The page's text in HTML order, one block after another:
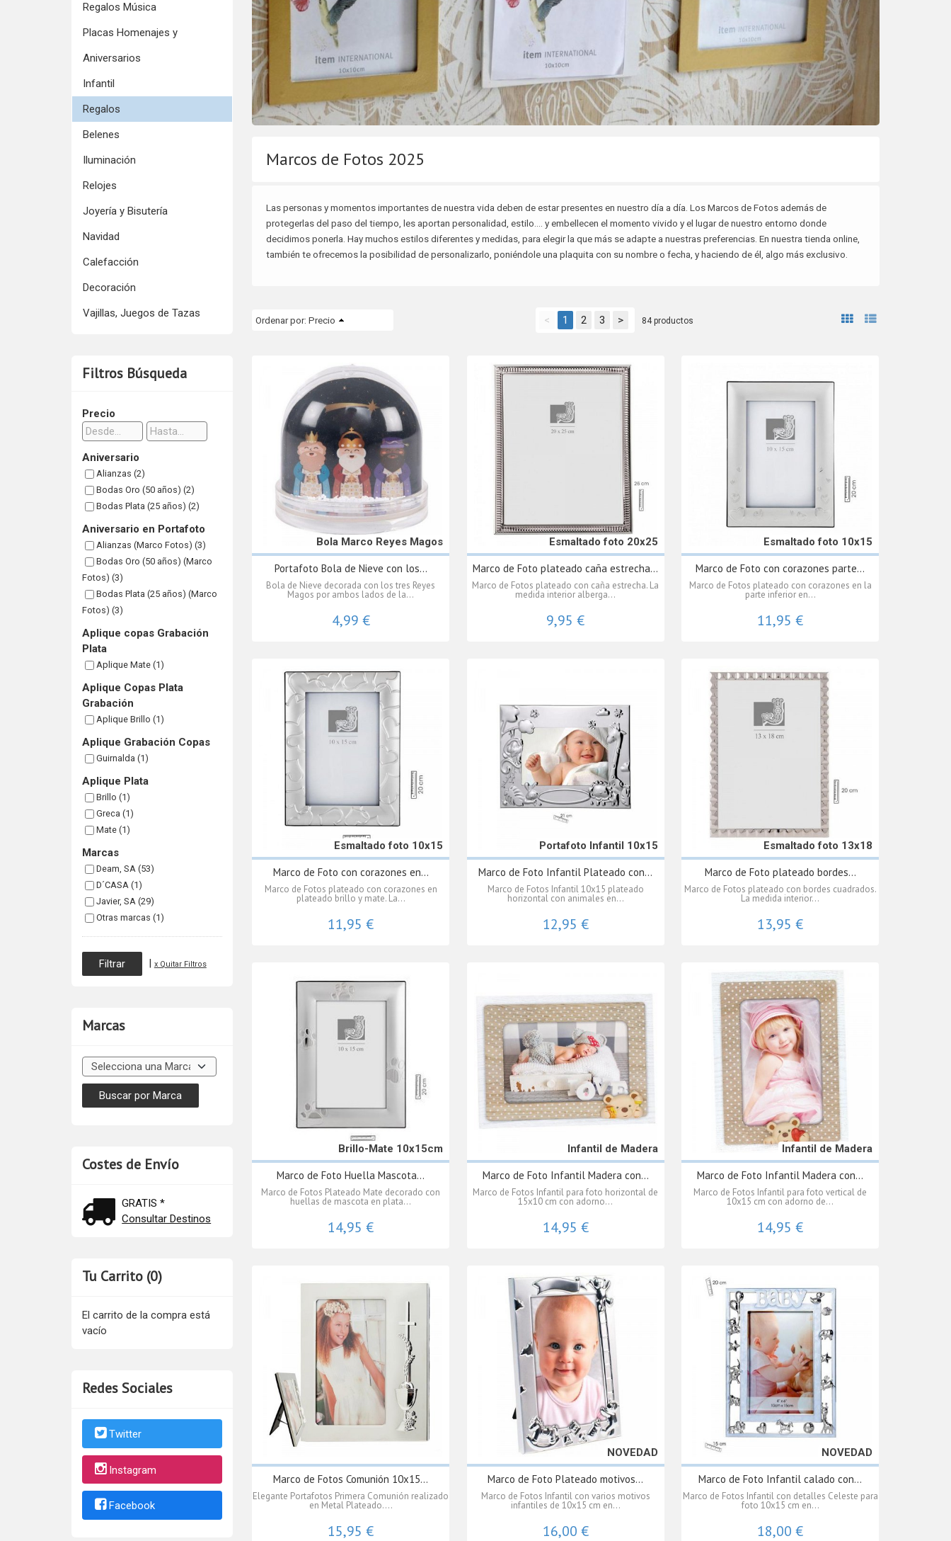
Regalos Música
Placas Homenajes y
Aniversarios
Infantil
Regalos
Belenes
Iluminación
Relojes
Joyería y Bisutería
Navidad
Calefacción
Decoración
Vajillas, Juegos de Tazas
Filtros Búsqueda
Precio
Aniversario
Alianzas (2)
Bodas Oro (50 años) (2)
Bodas Plata (25 años) (2)
Aniversario en Portafoto
Alianzas (Marco Fotos) (3)
Bodas Oro (50 años) (Marco
Fotos) (3)
Bodas Plata (25 años) (Marco
Fotos) (3)
Aplique copas Grabación
Plata
Aplique Mate (1)
Aplique Copas Plata
Grabación
Aplique Brillo (1)
Aplique Grabación Copas
Guirnalda (1)
Aplique Plata
Brillo (1)
Greca (1)
Mate (1)
Marcas
Deam, SA (53)
D´CASA (1)
Javier, SA (29)
Otras marcas (1)
| x Quitar Filtros
Marcas
Costes de Envío
GRATIS *
Consultar Destinos
Tu Carrito (0)
El carrito de la compra está
vacío
Redes Sociales
Twitter
Instagram
Facebook
Marcos de Fotos 2025
Las personas y momentos importantes de nuestra vida deben de estar presentes en nuestro día a día. Los Marcos de Fotos además de
protegerlas del paso del tiempo, les aportan personalidad, estilo.... y embellecen el momento vivido y el lugar de nuestro entorno donde
decidimos ponerla. Hay muchos estilos diferentes y medidas, para elegir la que más se adapte a nuestras preferencias. En nuestra tienda online,
también te ofrecemos la posibilidad de personalizarlo, poniéndole una plaquita con su nombre o fecha, y haciendo de él, algo más exclusivo.
Ordenar por: Precio < 1 2 3 > 84 productos
Bola Marco Reyes Magos
Portafoto Bola de Nieve con los...
Bola de Nieve decorada con los tres Reyes
Magos por ambos lados de la...
4,99 €
Esmaltado foto 20x25
Marco de Foto plateado caña estrecha...
Marco de Fotos plateado con caña estrecha. La
medida interior alberga...
9,95 €
Esmaltado foto 10x15
Marco de Foto con corazones parte...
Marco de Fotos plateado con corazones en la
parte inferior en...
11,95 €
Esmaltado foto 10x15
Marco de Foto con corazones en...
Marco de Fotos plateado con corazones en
plateado brillo y mate. La...
11,95 €
Portafoto Infantil 10x15
Marco de Foto Infantil Plateado con...
Marco de Fotos Infantil 10x15 plateado
horizontal con animales en...
12,95 €
Esmaltado foto 13x18
Marco de Foto plateado bordes...
Marco de Fotos plateado con bordes cuadrados.
La medida interior...
13,95 €
Brillo-Mate 10x15cm
Marco de Foto Huella Mascota...
Marco de Fotos Plateado Mate decorado con
huellas de mascota en plata...
14,95 €
Infantil de Madera
Marco de Foto Infantil Madera con...
Marco de Fotos Infantil para foto horizontal de
15x10 cm con adorno...
14,95 €
Infantil de Madera
Marco de Foto Infantil Madera con...
Marco de Fotos Infantil para foto vertical de
10x15 cm con adorno de...
14,95 €
Marco de Fotos Comunión 10x15...
Elegante Portafotos Primera Comunión realizado
en Metal Plateado....
15,95 €
NOVEDAD
Marco de Foto Plateado motivos...
Marco de Fotos Infantil con varios motivos
infantiles de 10x15 cm en...
16,00 €
NOVEDAD
Marco de Foto Infantil calado con...
Marco de Fotos Infantil con detalles Celeste para
foto 10x15 cm en...
18,00 €